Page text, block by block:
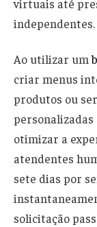
virtuais até
independentes.
Ao utilizar um
criar menus
produtos ou
otimizar a
atendentes
sete dias por
solicitação